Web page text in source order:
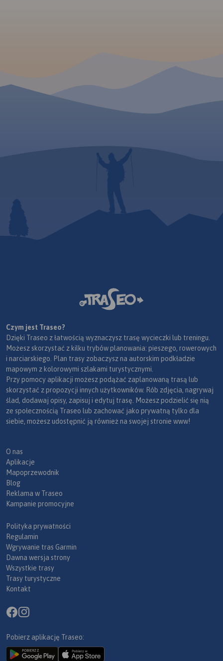
Czym jest Traseo?
Dzięki Traseo z łatwością wyznaczysz trasę wycieczki lub treningu.
Możesz skorzystać z kilku trybów planowania: pieszego, rowerowych
i narciarskiego. Plan trasy zobaczysz na autorskim podkładzie
mapowym z kolorowymi szlakami turystycznymi.
Przy pomocy aplikacji możesz podążać zaplanowaną trasą lub
skorzystać z propozycji innych użytkowników. Rób zdjęcia, nagrywaj
ślad, dodawaj opisy, zapisuj i edytuj trasę. Możesz podzielić się nią
ze społecznością Traseo lub zachować jako prywatną tylko dla
siebie, możesz udostępnić ją również na swojej stronie www!
O nas
Aplikacje
Mapoprzewodnik
Blog
Reklama w Traseo
Kampanie promocyjne
Polityka prywatności
Regulamin
Wgrywanie tras Garmin
Dawna wersja strony
Wszystkie trasy
Trasy turystyczne
Kontakt
Pobierz aplikację Traseo: